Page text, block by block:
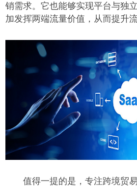
销需求。它也能够实现平台与独
加发挥两端流量价值，从而提升
值得一提的是，专注跨境贸